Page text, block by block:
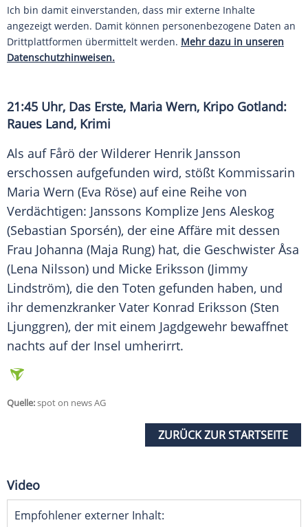
Ich bin damit einverstanden, dass mir externe Inhalte
angezeigt werden. Damit können personenbezogene Daten an
Drittplattformen übermittelt werden. Mehr dazu in unseren
Datenschutzhinweisen.
21:45 Uhr, Das Erste, Maria Wern, Kripo Gotland:
Raues Land, Krimi
Als auf Fårö der Wilderer Henrik Jansson
erschossen aufgefunden wird, stößt Kommissarin
Maria Wern (Eva Röse) auf eine Reihe von
Verdächtigen: Janssons Komplize Jens Aleskog
(Sebastian Sporsén), der eine Affäre mit dessen
Frau Johanna (Maja Rung) hat, die Geschwister Åsa
(Lena Nilsson) und Micke Eriksson (Jimmy
Lindström), die den Toten gefunden haben, und
ihr demenzkranker Vater Konrad Eriksson (Sten
Ljunggren), der mit einem Jagdgewehr bewaffnet
nachts auf der Insel umherirrt.
Quelle:spot on news AG
ZURÜCK ZUR STARTSEITE
Video
Empfohlener externer Inhalt: